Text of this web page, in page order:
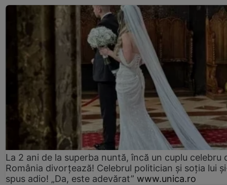
La 2 ani de la superba nuntă, încă un cuplu celebru
România divorțează! Celebrul politician și soția lui
spus adio! „Da, este adevărat” www.unica.ro